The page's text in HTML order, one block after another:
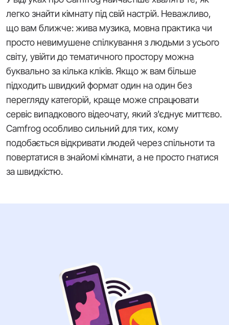
легко знайти кімнату під свій настрій. Неважливо,
що вам ближче: жива музика, мовна практика чи
просто невимушене спілкування з людьми з усього
світу, увійти до тематичного простору можна
буквально за кілька кліків. Якщо ж вам більше
підходить швидкий формат один на один без
перегляду категорій, краще може спрацювати
сервіс випадкового відеочату, який з'єднує миттєво.
Camfrog особливо сильний для тих, кому
подобається відкривати людей через спільноти та
повертатися в знайомі кімнати, а не просто гнатися
за швидкістю.